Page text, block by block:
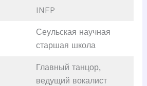
INFP
Сеульская научная
старшая школа
Главный танцор,
ведущий вокалист